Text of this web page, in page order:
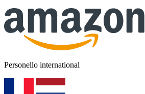
Personello international